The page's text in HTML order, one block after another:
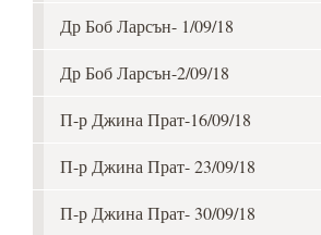
Др Боб Ларсън- 1/09/18
Др Боб Ларсън-2/09/18
П-р Джина Прат-16/09/18
П-р Джина Прат- 23/09/18
П-р Джина Прат- 30/09/18